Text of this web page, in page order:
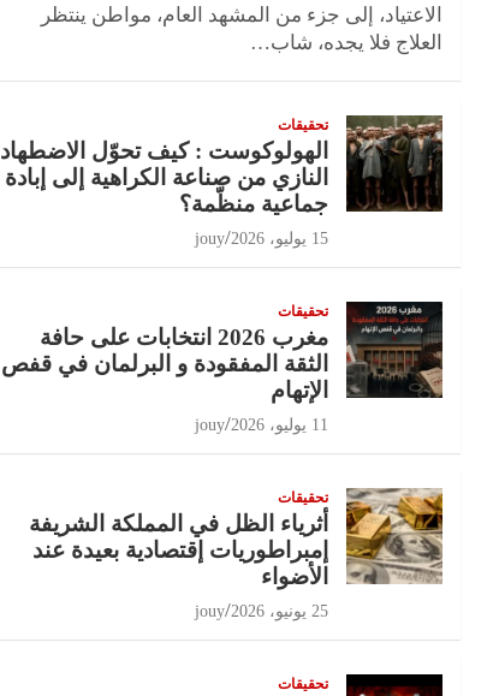
الاعتياد، إلى جزء من المشهد العام، مواطن ينتظر
العلاج فلا يجده، شاب…
تحقيقات
الهولوكوست : كيف تحوّل الاضطهاد
النازي من صناعة الكراهية إلى إبادة
جماعية منظّمة؟
15 يوليو، 2026 jouy
تحقيقات
مغرب 2026 انتخابات على حافة
الثقة المفقودة و البرلمان في قفص
الإتهام
11 يوليو، 2026 jouy
تحقيقات
أثرياء الظل في المملكة الشريفة
إمبراطوريات إقتصادية بعيدة عند
الأضواء
25 يونيو، 2026 jouy
تحقيقات